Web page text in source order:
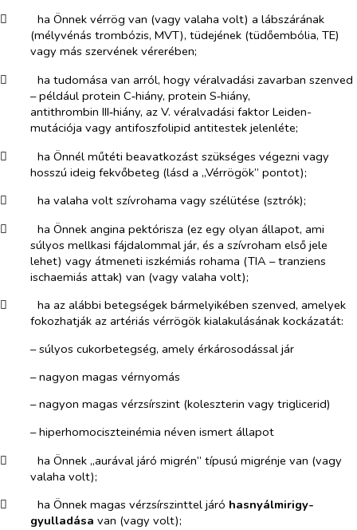
​
ha Önnek vérrög van (vagy valaha volt) a lábszárának
(mélyvénás trombózis, MVT), tüdejének (tüdőembólia, TE)
vagy más szervének vérerében;
​
ha tudomása van arról, hogy véralvadási zavarban szenved
– például protein C‑hiány, protein S‑hiány,
antithrombin III‑hiány, az V. véralvadási faktor Leiden-
mutációja vagy antifoszfolipid antitestek jelenléte;
​
ha Önnél műtéti beavatkozást szükséges végezni vagy
hosszú ideig fekvőbeteg (lásd a „Vérrögök” pontot);
​
ha valaha volt szívrohama vagy szélütése (sztrók);
​
ha Önnek angina pektórisza (ez egy olyan állapot, ami
súlyos mellkasi fájdalommal jár, és a szívroham első jele
lehet) vagy átmeneti iszkémiás rohama (TIA – tranziens
ischaemiás attak) van (vagy valaha volt);
​
ha az alábbi betegségek bármelyikében szenved, amelyek
fokozhatják az artériás vérrögök kialakulásának kockázatát:
–​súlyos cukorbetegség, amely érkárosodással jár
–​nagyon magas vérnyomás
–​nagyon magas vérzsírszint (koleszterin vagy triglicerid)
–​hiperhomociszteinémia néven ismert állapot
​
ha Önnek „aurával járó migrén” típusú migrénje van (vagy
valaha volt);
​
ha Önnek magas vérzsírszinttel járó hasnyálmirigy-
gyulladása van (vagy volt);